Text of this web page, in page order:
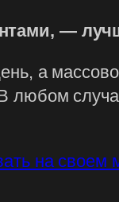
—
а
любом
на своем